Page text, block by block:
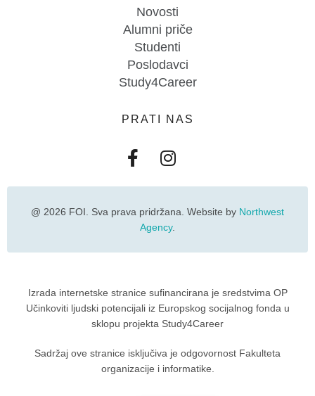
Novosti
Alumni priče
Studenti
Poslodavci
Study4Career
PRATI NAS
@ 2026 FOI. Sva prava pridržana. Website by Northwest
Agency.
Izrada internetske stranice sufinancirana je sredstvima OP
Učinkoviti ljudski potencijali iz Europskog socijalnog fonda u
sklopu projekta Study4Career
Sadržaj ove stranice isključiva je odgovornost Fakulteta
organizacije i informatike.